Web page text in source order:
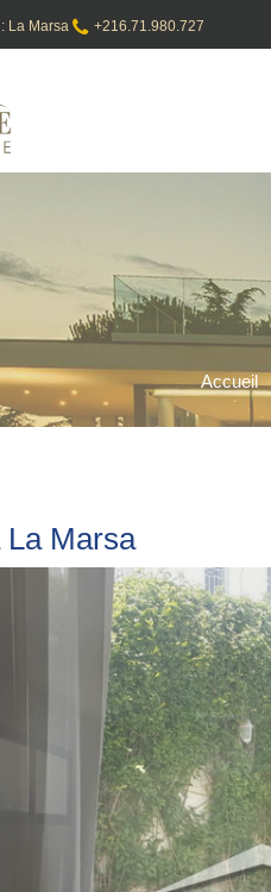
La Marsa +216.71.980.727
Accueil
La Marsa